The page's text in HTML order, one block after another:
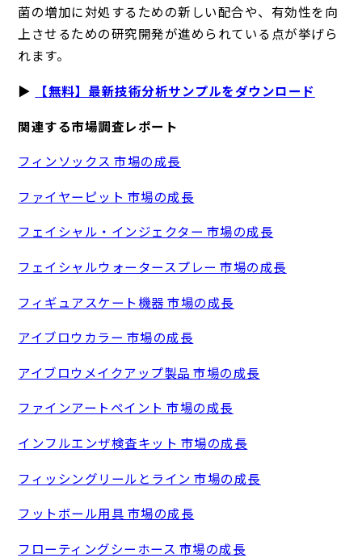
菌の増加に対処するための新しい配合や、有効性を向
上させるための研究開発が進められている点が挙げら
れます。
▶
【無料】最新技術分析サンプルをダウンロード
関連する市場調査レポート
フィンソックス 市場の成長
ファイヤーピット 市場の成長
フェイシャル・インジェクター 市場の成長
フェイシャルウォータースプレー 市場の成長
フィギュアスケート機器 市場の成長
アイブロウカラー 市場の成長
アイブロウメイクアップ製品 市場の成長
ファインアートペイント 市場の成長
インフルエンザ検査キット 市場の成長
フィッシングリールとライン 市場の成長
フットボール用具 市場の成長
フローティングシーホース 市場の成長